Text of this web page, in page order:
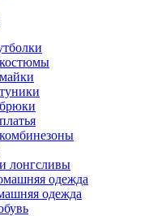
лонгсливы
одежда
одежда